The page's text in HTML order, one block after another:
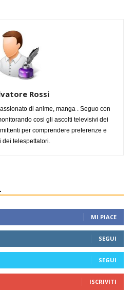
Rossi
di anime, manga . Seguo con
cosi gli ascolti televisivi dei
per comprendere preferenze e
dei telespettatori.
MI PIACE
SEGUI
SEGUI
ISCRIVITI